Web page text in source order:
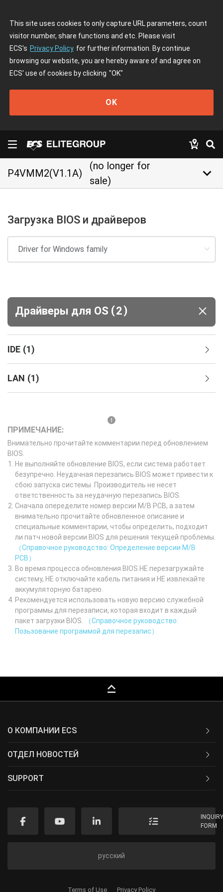
This site uses cookies to only capture URL parameters, count
visitor number, share functions and etc. Please visit
ECS's Privacy Policy for further information. By continue
browsing our website, you are hereby aware of and agree on
ECS' use of cookies by clicking "OK"
OK
P4VMM2(V1.1A)
(no longer for
sale)
keyboard_arrow_down
Загрузка BIOS и драйверов
Драйверы для ОS (2)
IDE (1)
LAN (1)
ПРИМЕЧАНИЕ:
Внимательно прочитайте комментарии перед обновлением
BIOS.
Не выполняйте обновление BIOS, если система работает
безупречно. Неудачная перезапись BIOS может привести к
сбою запуска системы. Производитель не несет
ответственность за неудачную перезапись BIOS.
Сначала опеределите номер версии M/B PCB, а затем
внимательно прочитайте обновленное описание и
специальные комментарии, чтобы определить, подходит
ли патч новой версии BIOS для решения текущей проблемы.
（Справочное руководство: Определение версии M/B
PCB）
Во время процесса обновления BIOS НЕ перезагружайте
систему, НЕ отключайте кабель питания и НЕ извлекайте
аккумуляторную батарею.
Рекомендуется использовать новую версию служебной
программы для перезаписи, которая входит в каждый
пакет загрузки BIOS.
（Справочное руководство:
Позьзование программой для перезапис）
keyboard_capslock
О КОМПАНИИ ECS
ОТДЕЛ НОВОСТЕЙ
SUPPORT
FORM
русский
Terms of Use Privacy Policy